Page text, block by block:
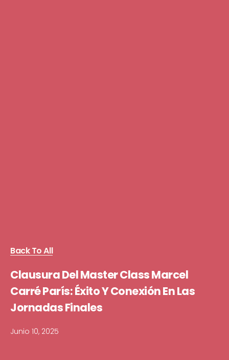
Back To All
Clausura Del Master Class Marcel
Carré París: Éxito Y Conexión En Las
Jornadas Finales
Junio 10, 2025